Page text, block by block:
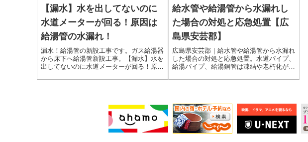
【漏水】水を出してないのに
水道メーターが回る！原因は
給湯管の水漏れ！
漏水！給湯管の新設工事です。ガス給湯器
から床下へ給湯管新設工事。【漏水】水を
出してないのに水道メーターが回る！原因
給水管や給湯管から水漏れし
た場合の対処と応急処置【広
島県安芸郡】
広島県安芸郡｜給水管や給湯管から水漏れ
した場合の対処と応急処置。水道パイプ、
給湯パイプ、給湯銅管は凍結や老朽化が原